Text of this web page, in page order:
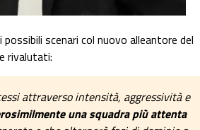
scenari col nuovo alleantore del
rivalutati:
attraverso intensità, aggressività e
una squadra più attenta